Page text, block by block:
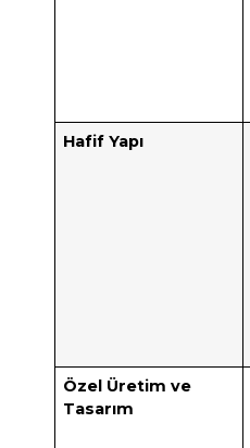
Hafif Yapı
Özel Üretim ve
Tasarım